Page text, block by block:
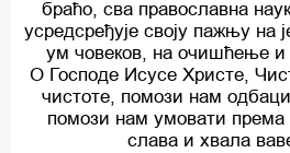
браћо, сва православна
усредсређује своју пажњу на
ум човеков, на очишћење
О Господе Исусе Христе,
чистоте, помози нам
помози нам умовати према
слава и хвала